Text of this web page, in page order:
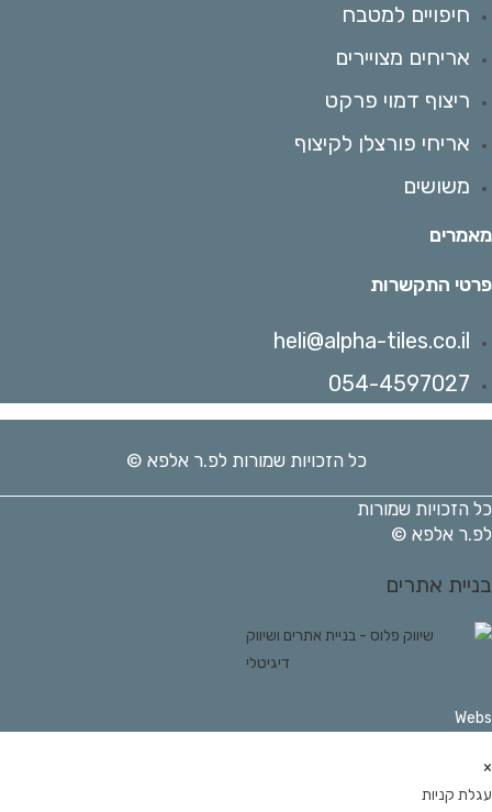
חיפויים למטבח
אריחים מצויירים
ריצוף דמוי פרקט
אריחי פורצלן לקיצוף
משושים
התקשרות
heli@alpha-tiles.co.il
054-4597027
כל הזכויות שמורות לפ.ר אלפא ©
הזכויות שמורות
אלפא ©
אתרים
קניות